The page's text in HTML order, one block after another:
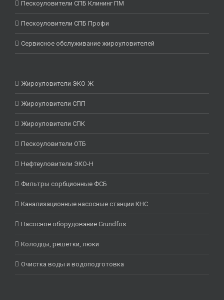
Пескоуловители СПБ Клининг ПМ
Пескоуловители СПБ Профи
Сервисное обслуживание жироуловителей
Жироуловители ЭКО-Ж
Жироуловители СПП
Жироуловители СПК
Пескоуловители ОТБ
Нефтеуловители ЭКО-Н
Фильтры сорбционные ФСБ
Канализационные насосные станции КНС
Насосное оборудование Grundfos
Колодцы, решетки, люки
Очистка воды и водоподготовка